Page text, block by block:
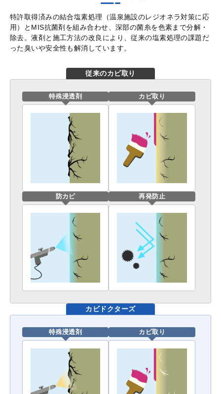
特許取得済みの結合塩素処理（温泉施設のレジオネラ対策に応
用）とMIS抗菌剤を組み合わせ、深部の菌糸を色素まで分解・
除去。液剤と施工方法の改良により、従来の塩素処理の課題だ
った臭いや安全性も解消しています。
従来のカビ取り
特殊浸透剤 カビ取り
防カビ 再発防止
カビドクターズ
特殊浸透剤 カビ取り